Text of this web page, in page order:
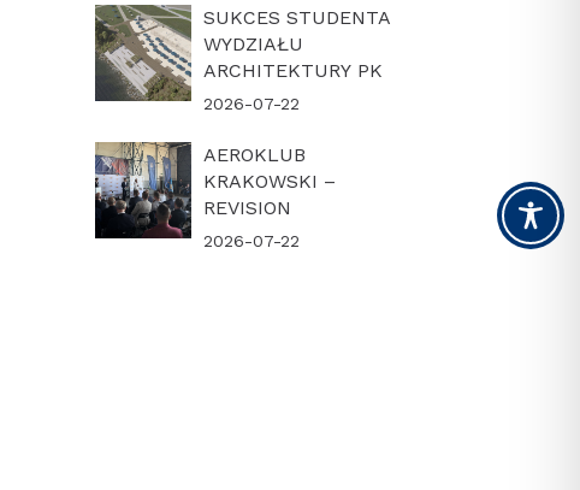
FINALE KONKURSU
„DYPLOM Z
ARCHICADEM 2026”
SUKCES STUDENTA
WYDZIAŁU
ARCHITEKTURY PK
2026-07-22
AEROKLUB
KRAKOWSKI –
REVISION
2026-07-22